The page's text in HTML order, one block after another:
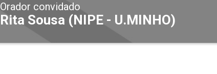
Orador convidado
Rita Sousa (NIPE - U.MINHO)